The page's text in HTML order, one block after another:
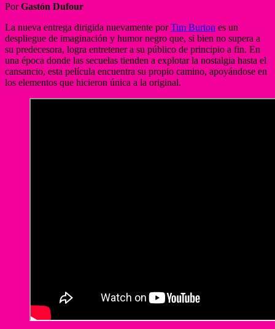
PorGastón Dufour
La nueva entrega dirigida nuevamente porTim Burton es un
despliegue de imaginación y humor negro que, si bien no supera a
su predecesora, logra entretener a su público de principio a fin. En
una época donde las secuelas tienden a explotar la nostalgia hasta el
cansancio, esta película encuentra su propio camino, apoyándose en
los elementos que hicieron única a la original.